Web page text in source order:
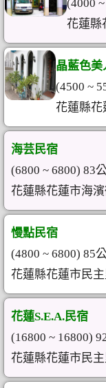
(4000
花蓮縣
晶藍色美
(4500 ~
花蓮縣花
海芸民宿
(6800 ~ 6800) 83
花蓮縣花蓮市海
慢點民宿
(4800 ~ 6800) 85
花蓮縣花蓮市民
花蓮S.E.A.民宿
(16800 ~ 16800)
花蓮縣花蓮市民